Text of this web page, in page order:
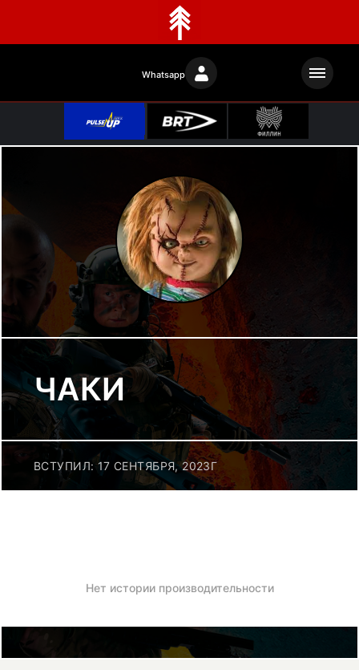
Whatsapp
ЧАКИ
ВСТУПИЛ: 17 СЕНТЯБРЯ, 2023Г
Нет истории производительности